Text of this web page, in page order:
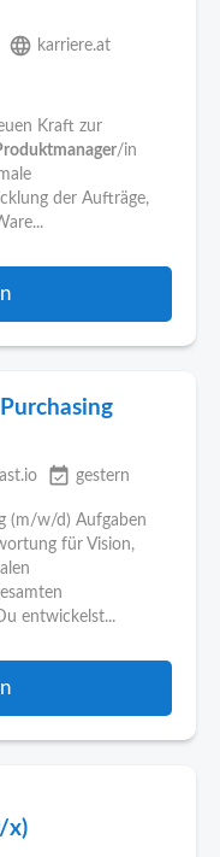
language karriere.at
Kraft zur
/in
der Aufträge,
event_available gestern
(m/w/d) Aufgaben
für Vision,
entwickelst...
x)